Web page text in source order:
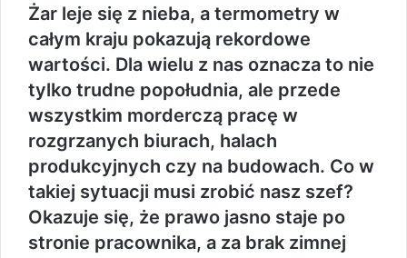
Żar leje się z nieba, a termometry w
całym kraju pokazują rekordowe
wartości. Dla wielu z nas oznacza to nie
tylko trudne popołudnia, ale przede
wszystkim morderczą pracę w
rozgrzanych biurach, halach
produkcyjnych czy na budowach. Co w
takiej sytuacji musi zrobić nasz szef?
Okazuje się, że prawo jasno staje po
stronie pracownika, a za brak zimnej